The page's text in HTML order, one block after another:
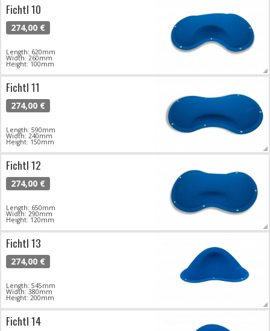
Fichtl 10
274,00 €
Length: 620mm
Width: 260mm
Height: 100mm
Fichtl 11
274,00 €
Length: 590mm
Width: 240mm
Height: 150mm
Fichtl 12
274,00 €
Length: 650mm
Width: 290mm
Height: 120mm
Fichtl 13
274,00 €
Length: 545mm
Width: 380mm
Height: 200mm
Fichtl 14